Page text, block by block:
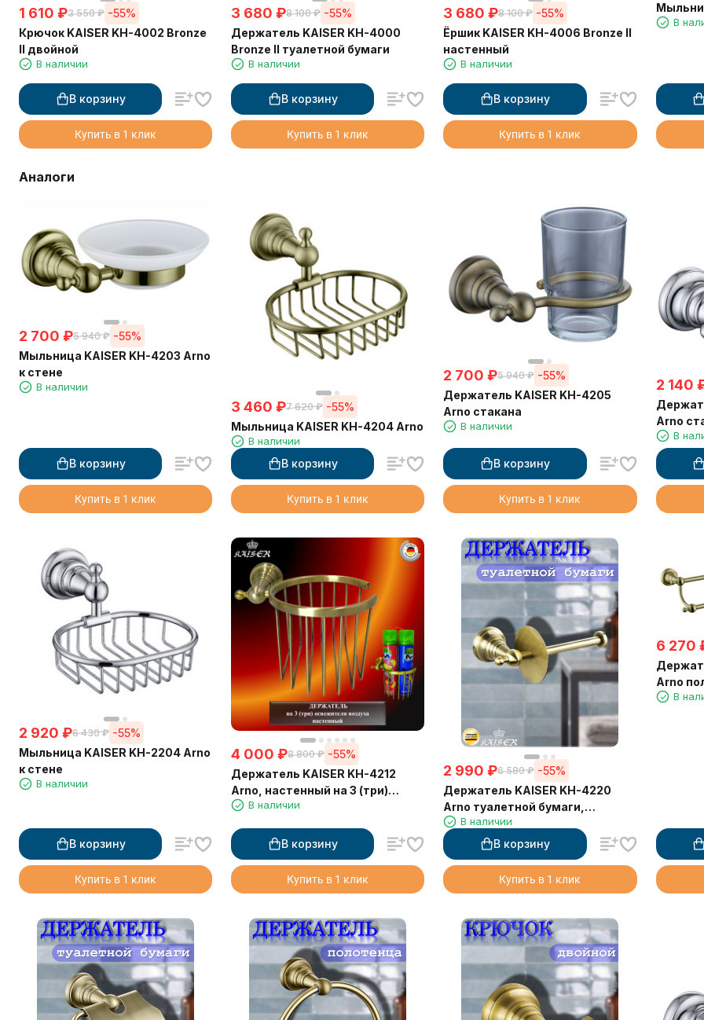
1 610 ₽3 550 ₽ -55%
Крючок KAISER KH-4002 Bronze
II двойной
В наличии
В корзину
Купить в 1 клик
3 680 ₽8 100 ₽ -55%
Держатель KAISER KH-4000
Bronze II туалетной бумаги
В наличии
В корзину
Купить в 1 клик
3 680 ₽8 100 ₽ -55%
Ёршик KAISER KH-4006 Bronze II
настенный
В наличии
В корзину
Купить в 1 клик
В
Аналоги
2 700 ₽5 940 ₽ -55%
Мыльница KAISER KH-4203 Arno
к стене
В наличии
В корзину
Купить в 1 клик
3 460 ₽7 620 ₽ -55%
Мыльница KAISER KH-4204 Arno
В наличии
В корзину
Купить в 1 клик
2 700 ₽5 940 ₽ -55%
Держатель KAISER KH-4205
Arno стакана
В наличии
В корзину
Купить в 1 клик
2 140
Arno
В
2 920 ₽6 430 ₽ -55%
Мыльница KAISER KH-2204 Arno
к стене
В наличии
В корзину
Купить в 1 клик
4 000 ₽8 800 ₽ -55%
Держатель KAISER KH-4212
Arno, настенный на 3 (три)
освежителя воздуха
В наличии
В корзину
Купить в 1 клик
2 990 ₽6 580 ₽ -55%
Держатель KAISER KH-4220
Arno туалетной бумаги,
настенный
В наличии
В корзину
Купить в 1 клик
6 270
Arno
63 см
В